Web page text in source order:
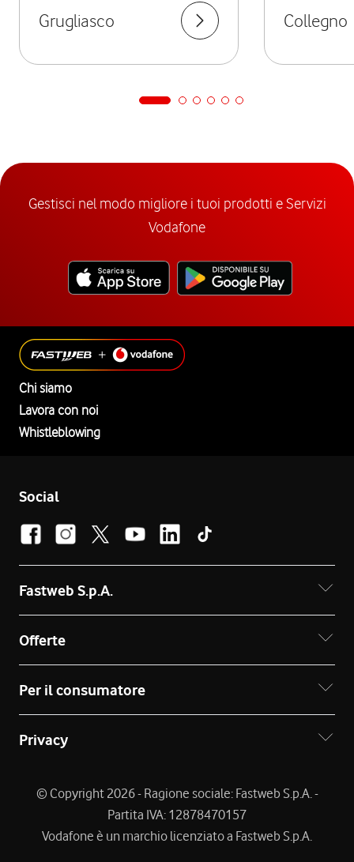
Grugliasco Collegno
Gestisci nel modo migliore i tuoi prodotti e Servizi
Vodafone
Chi siamo
Lavora con noi
Whistleblowing
Social
Fastweb S.p.A.
Offerte
Per il consumatore
Privacy
© Copyright 2026 - Ragione sociale: Fastweb S.p.A. -
Partita IVA: 12878470157
Vodafone è un marchio licenziato a Fastweb S.p.A.